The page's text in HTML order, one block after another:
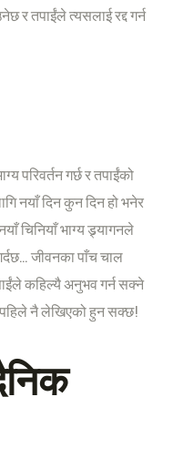
र तपाईंले त्यसलाई रद्द गर्न
परिवर्तन गर्छ र तपाईंको
नयाँ दिन कुन दिन हो भनेर
चिनियाँ भाग्य ड्र्यागनले
जीवनका पाँच चाल
कहिल्यै अनुभव गर्न सक्ने
नै लेखिएको हुन सक्छ!